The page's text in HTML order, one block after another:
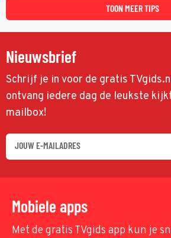
TOON MEER TIPS
Nieuwsbrief
Schrijf je in voor de gratis
ontvang iedere dag de leukste
mailbox!
Mobiele apps
Met de gratis TVgids app kun je